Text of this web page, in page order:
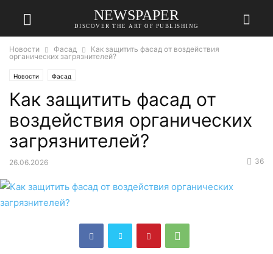
NEWSPAPER
DISCOVER THE ART OF PUBLISHING
Новости Фасад
Как защитить фасад от воздействия
органических загрязнителей?
Новости Фасад
Как защитить фасад от
воздействия органических
загрязнителей?
26.06.2026 36